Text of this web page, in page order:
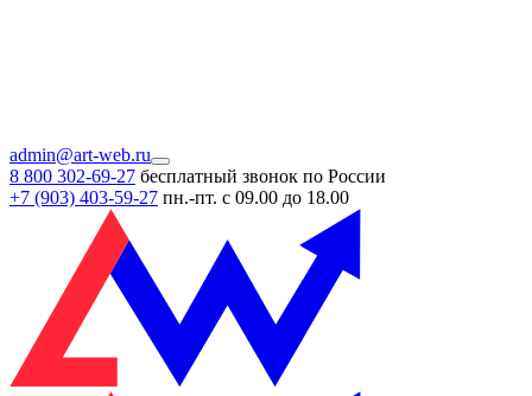
admin@art-web.ru
8 800 302-69-27 бесплатный звонок по России
+7 (903) 403-59-27 пн.-пт. с 09.00 до 18.00